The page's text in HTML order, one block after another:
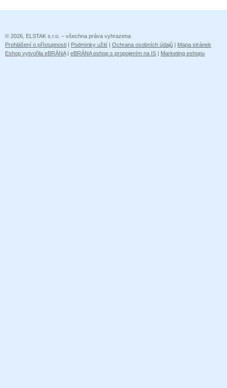
© 2026, ELSTAK s.r.o. – všechna práva vyhrazena
Prohlášení o přístupnosti | Podmínky užití | Ochrana osobních údajů | Mapa stránek
Eshop vytvořila eBRÁNA| eBRÁNA eshop s propojením na IS | Marketing eshopu